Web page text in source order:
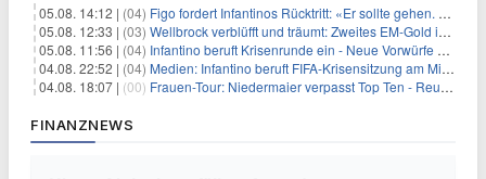
05.08. 14:12 | (04) Figo fordert Infantinos Rücktritt: «Er sollte gehen. Jetzt»
05.08. 12:33 | (03) Wellbrock verblüfft und träumt: Zweites EM-Gold in Paris
05.08. 11:56 | (04) Infantino beruft Krisenrunde ein - Neue Vorwürfe gegen FIFA
04.08. 22:52 | (04) Medien: Infantino beruft FIFA-Krisensitzung am Mittwoch ein
04.08. 18:07 | (00) Frauen-Tour: Niedermaier verpasst Top Ten - Reusser siegt
FINANZNEWS